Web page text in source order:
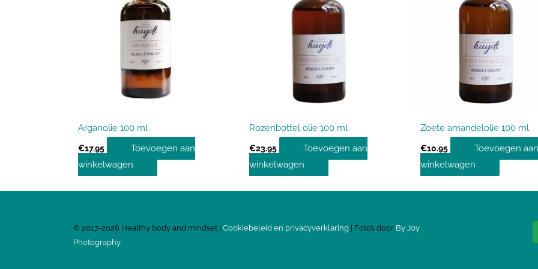
Arganolie 100 ml
€17.95
Toevoegen aan
winkelwagen
Rozenbottel olie 100 ml
€23.95
Toevoegen aan
winkelwagen
Zoete amandelolie 100 ml
€10.95
Toevoegen aan
winkelwagen
© 2017-2026 Healthy body and mindset | Cookiebeleid en privacyverklaring | Foto’s door By Joy
Photography